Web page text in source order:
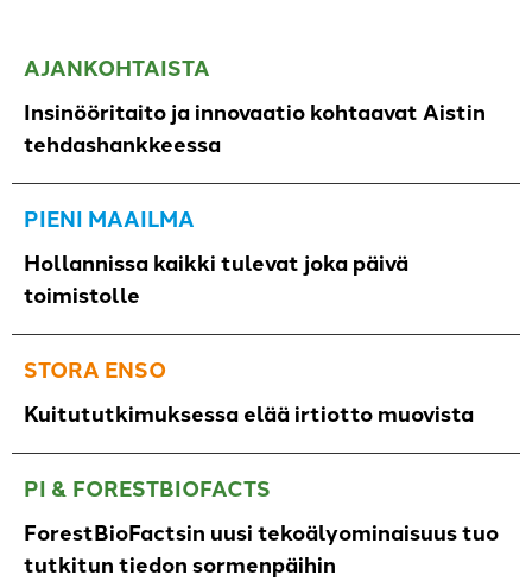
AJANKOHTAISTA
Insinööritaito ja innovaatio kohtaavat Aistin
tehdashankkeessa
PIENI MAAILMA
Hollannissa kaikki tulevat joka päivä
toimistolle
STORA ENSO
Kuitututkimuksessa elää irtiotto muovista
PI & FORESTBIOFACTS
ForestBioFactsin uusi tekoälyominaisuus tuo
tutkitun tiedon sormenpäihin